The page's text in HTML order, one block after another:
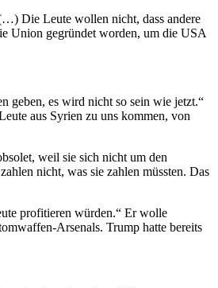
Die Leute wollen nicht, dass andere
Union gegründet worden, um die USA
geben, es wird nicht so sein wie jetzt.“
aus Syrien zu uns kommen, von
weil sie sich nicht um den
nicht, was sie zahlen müssten. Das
profitieren würden.“ Er wolle
Arsenals. Trump hatte bereits